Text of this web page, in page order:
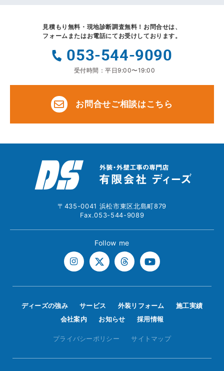
見積もり無料・現地診断調査無料！ お問合せは、
フォームまたはお電話にてお受けしております。
053-544-9090
受付時間：平日9:00〜19:00
お問合せご相談はこちら
〒435-0041 浜松市東区北島町879
Fax.053-544-9089
Follow me
ディーズの強み サービス 外装リフォーム
施工実績
会社案内
お知らせ 採用情報
プライバシーポリシー サイトマップ